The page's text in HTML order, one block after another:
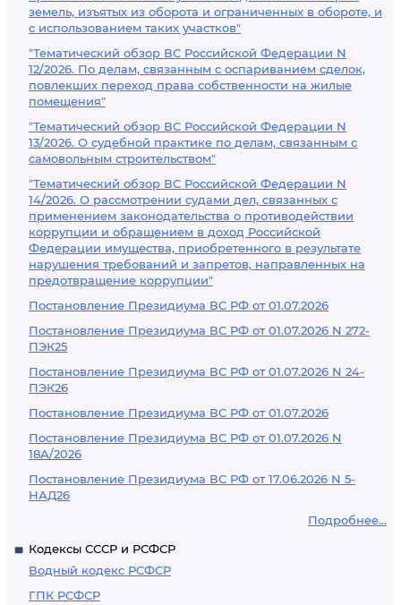
земель, изъятых из оборота и ограниченных в обороте, и
с использованием таких участков"
"Тематический обзор ВС Российской Федерации N
12/2026. По делам, связанным с оспариванием сделок,
повлекших переход права собственности на жилые
помещения"
"Тематический обзор ВС Российской Федерации N
13/2026. О судебной практике по делам, связанным с
самовольным строительством"
"Тематический обзор ВС Российской Федерации N
14/2026. О рассмотрении судами дел, связанных с
применением законодательства о противодействии
коррупции и обращением в доход Российской
Федерации имущества, приобретенного в результате
нарушения требований и запретов, направленных на
предотвращение коррупции"
Постановление Президиума ВС РФ от 01.07.2026
Постановление Президиума ВС РФ от 01.07.2026 N 272-
ПЭК25
Постановление Президиума ВС РФ от 01.07.2026 N 24-
ПЭК26
Постановление Президиума ВС РФ от 01.07.2026
Постановление Президиума ВС РФ от 01.07.2026 N
18А/2026
Постановление Президиума ВС РФ от 17.06.2026 N 5-
НАД26
Подробнее...
Кодексы СССР и РСФСР
Водный кодекс РСФСР
ГПК РСФСР